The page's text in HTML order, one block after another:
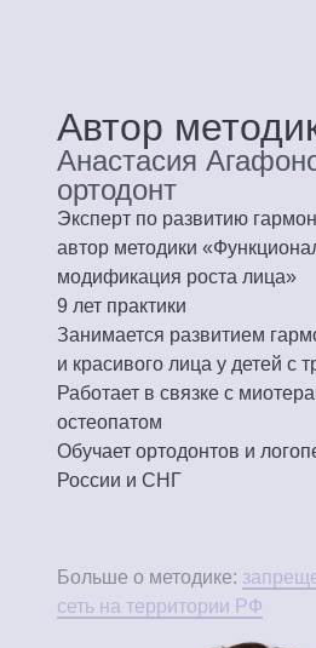
Автор
Анастасия
ортодонт
Эксперт по развитию
автор методики
модификация роста лица»
9 лет практики
Занимается развитием
и красивого лица у детей с
Работает в связке с
остеопатом
Обучает ортодонтов и
России и СНГ
Больше о методике:
сеть на территории РФ